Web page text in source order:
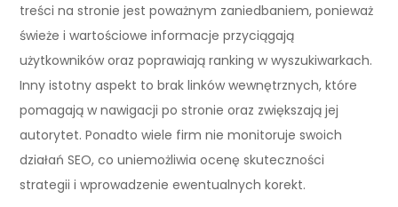
treści na stronie jest poważnym zaniedbaniem, ponieważ
świeże i wartościowe informacje przyciągają
użytkowników oraz poprawiają ranking w wyszukiwarkach.
Inny istotny aspekt to brak linków wewnętrznych, które
pomagają w nawigacji po stronie oraz zwiększają jej
autorytet. Ponadto wiele firm nie monitoruje swoich
działań SEO, co uniemożliwia ocenę skuteczności
strategii i wprowadzenie ewentualnych korekt.